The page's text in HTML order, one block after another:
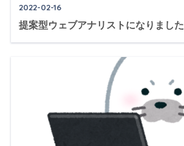
2022-02-16
提案型ウェブアナリストになりました